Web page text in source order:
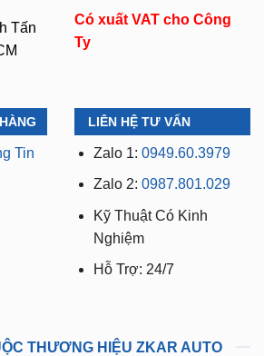
Tấn
Có xuất VAT cho Công
Ty
Tin
LIÊN HỆ TƯ VẤN
Zalo 1: 0949.60.3979
Zalo 2: 0987.801.029
Kỹ Thuật Có Kinh
Nghiệm
Hỗ Trợ: 24/7
THƯƠNG HIỆU ZKAR AUTO